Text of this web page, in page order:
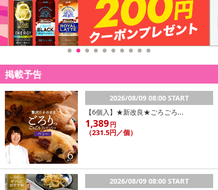
※モニター環境により、実際のものと素材感・色が多少異なって
見える場合がございますので、ご了承ください
※海外輸入品のため、多少の縫製の乱れや糸切りが不十分な場合
がございます
※商品は、簡易包装で発送します。海外輸入品のため、パッケー
場合がございます。予めご了承ください
※メール便の発送で壊れ物の指定が出来ない為、到着時にパッケ
ージが損傷している場合がございます。万が一、商品に損傷があっ
た場合は、交換、返金等させていただきますので、ご連絡お願いい
たします
但し、着払いでの返品は一切受付けません。着払いで商品をご返
送した場合は、キャンセル返金処理を行いかねますのでご了承くだ
さい
※商品改良のため、予告なく仕様が若干変更になる場合がござい
ます
※本商品を使用してのあらゆるトラブルには、弊社は一切の責任
掲載予告
2026/08/09 08:00 START
【6個入】★新改良★ごろごろ...
1,389円
（231.5円／個）
2026/08/09 08:00 START